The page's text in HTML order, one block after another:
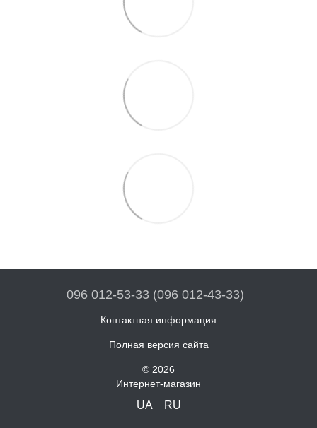
096 012-53-33 (096 012-43-33)
Контактная информация
Полная версия сайта
© 2026
Интернет-магазин
UA RU